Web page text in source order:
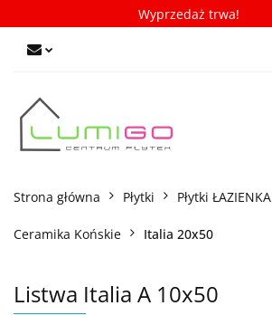
Wyprzedaż trwa!
Strona główna Płytki Płytki ŁAZIENKA
Ceramika Końskie Italia 20x50
Listwa Italia A 10x50